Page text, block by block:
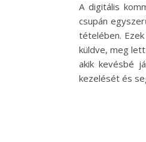
A digitális
csupán
tételében.
küldve, meg
akik kevésbé
kezelését és